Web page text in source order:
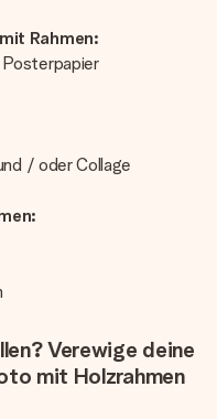
Rahmen:
/ oder Collage
Verewige deine
mit Holzrahmen